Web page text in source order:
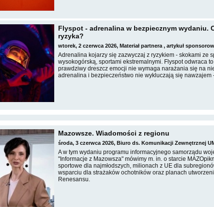
Flyspot - adrenalina w bezpiecznym wydaniu.
ryzyka?
wtorek, 2 czerwca 2026, Materiał partnera , artykuł
Adrenalina kojarzy się zazwyczaj z ryzykiem - skokami ze
wysokogórską, sportami ekstremalnymi. Flyspot odwraca
prawdziwy dreszcz emocji nie wymaga narażania się na
adrenalina i bezpieczeństwo nie wykluczają się nawzajem
Mazowsze. Wiadomości z regionu
środa, 3 czerwca 2026, Biuro ds. Komunikacji Zewnętrznej
A w tym wydaniu programu informacyjnego samorządu
"Informacje z Mazowsza" mówimy m. in. o starcie
sportowe dla najmłodszych, milionach z UE dla
wsparciu dla strażaków ochotników oraz planach
Renesansu.